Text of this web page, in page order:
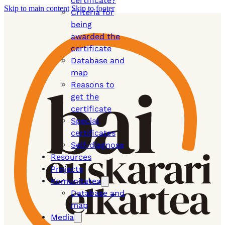
Skip to main content Skip to footer
Criteria for
being
awarded the
certificate
Database and
map
Reasons to
get the
certificate
Special
certificates
Self-diagnose
Resources
Projects
Komunitatea
Database and
map
Media